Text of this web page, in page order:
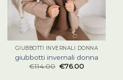
GIUBBOTTI INVERNALI DONNA
giubbotti invernali donna
€114.00 €76.00